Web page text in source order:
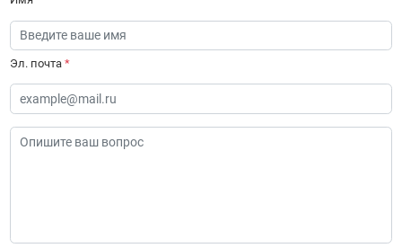
Эл. почта *